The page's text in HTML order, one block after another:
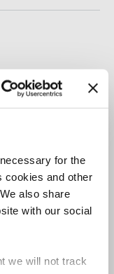
for the
cookies and other
also share
with our social
we will not track
端和全边缘两
的后端外，还
于网络技术在
。
窗口一样简
直接配备的容